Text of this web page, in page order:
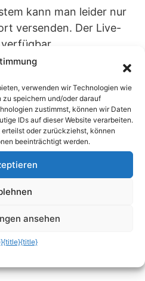
kann man leider nur
versenden. Der Live-
problemlos funktioniert,
deines
sein.
»
Updates: So pausierst
verwenden wir Technologien wie
speichern und/oder darauf
zustimmst, können wir Daten
IDs auf dieser Website verarbeiten.
oder zurückziehst, können
beeinträchtigt werden.
ansehen
{title}{title}